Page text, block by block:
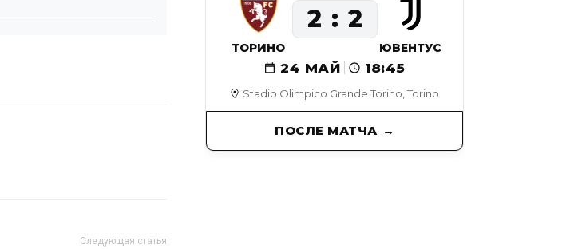
Следующая статья
Stadio Olimpico Grande Torino, Torino
24 МАЙ 18:45
ТОРИНО
2 2
ЮВЕНТУС
ПОСЛЕ МАТЧА